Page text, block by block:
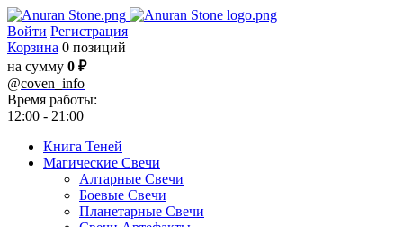
Войти Регистрация
Корзина 0 позиций
на сумму 0 ₽
@coven_info
Время работы:
12:00 - 21:00
Книга Теней
Магические Свечи
Алтарные Свечи
Боевые Свечи
Планетарные Свечи